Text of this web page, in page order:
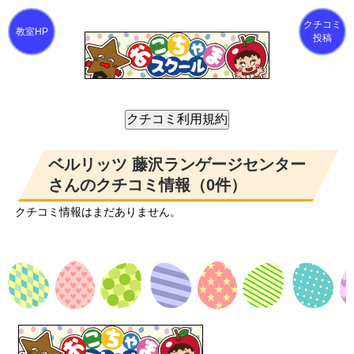
クチコミ
投稿
ベルリッツ 藤沢ランゲージセンター
さんのクチコミ情報（0件）
クチコミ情報はまだありません。